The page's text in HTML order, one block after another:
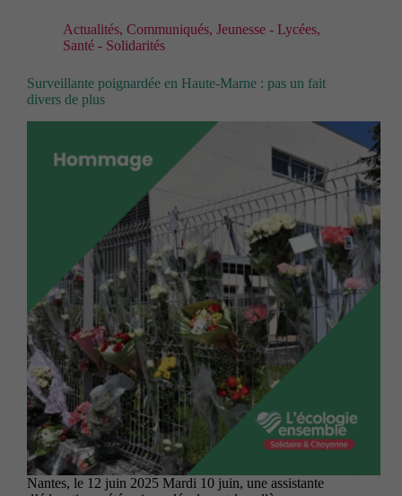
Actualités, Communiqués, Jeunesse - Lycées,
Santé - Solidarités
Surveillante poignardée en Haute-Marne : pas un fait
divers de plus
Nantes, le 12 juin 2025 Mardi 10 juin, une assistante